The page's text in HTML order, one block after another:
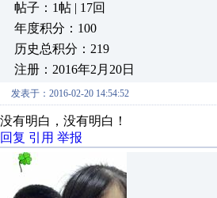
帖子：1帖 | 17回
年度积分：100
历史总积分：219
注册：2016年2月20日
发表于：2016-02-20 14:54:52
没有明白，没有明白！
回复 引用 举报